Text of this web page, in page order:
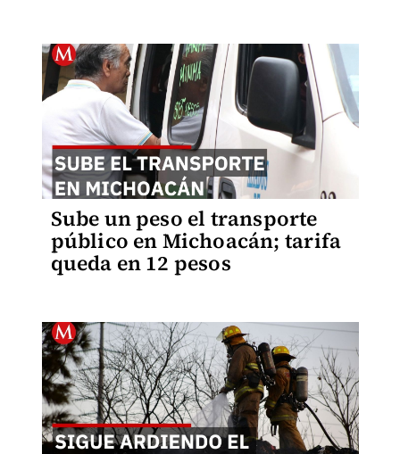
Sube un peso el transporte
público en Michoacán; tarifa
queda en 12 pesos